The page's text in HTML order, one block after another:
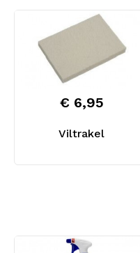
Viltrakel
€ 6,95